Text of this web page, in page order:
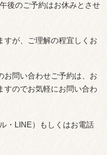
後のご予約はお休みとさせ
すが、ご理解の程宜しくお
問い合わせご予約は、お
すのでお気軽にお問い合わ
・LINE）もしくはお電話